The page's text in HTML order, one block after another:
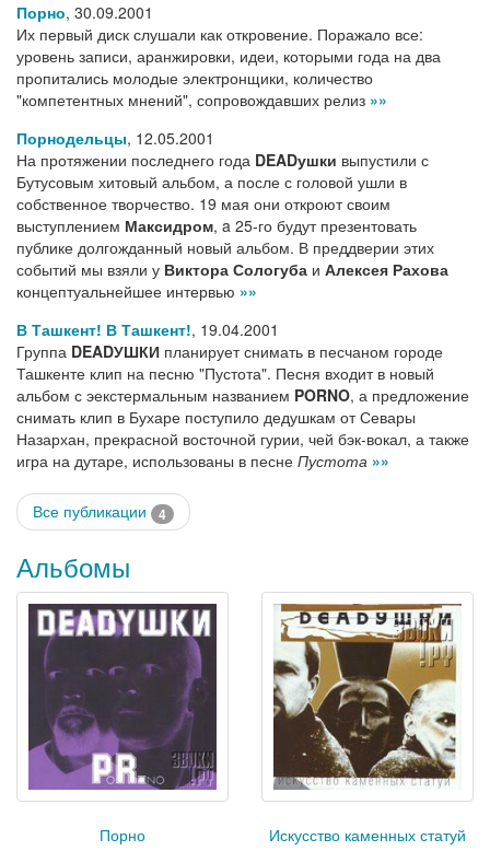
Порно, 30.09.2001
Их первый диск слушали как откровение. Поражало все:
уровень записи, аранжировки, идеи, которыми года на два
пропитались молодые электронщики, количество
"компетентных мнений", сопровождавших релиз »»
Порнодельцы, 12.05.2001
На протяжении последнего года DEADушки выпустили с
Бутусовым хитовый альбом, а после с головой ушли в
собственное творчество. 19 мая они откроют своим
выступлением Максидром, a 25-го будут презентовать
публике долгожданный новый альбом. В преддверии этих
событий мы взяли у Виктора Сологуба и Алексея Рахова
концептуальнейшее интервью »»
В Ташкент! В Ташкент!, 19.04.2001
Группа DEADУШКИ планирует снимать в песчаном городе
Ташкенте клип на песню "Пустота". Песня входит в новый
альбом с эекстермальным названием PORNO, а предложение
снимать клип в Бухаре поступило дедушкам от Севары
Назархан, прекрасной восточной гурии, чей бэк-вокал, а также
игра на дутаре, использованы в песне Пустота »»
Все публикации 4
Альбомы
Порно Искусство каменных статуй